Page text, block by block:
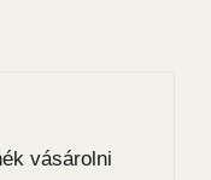
vásárolni